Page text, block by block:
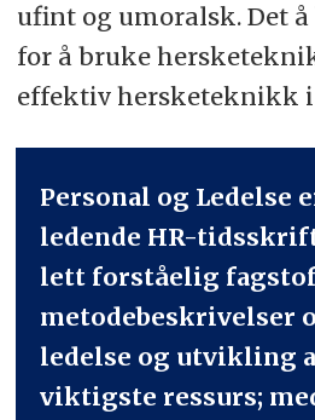
ufint og umoralsk. Det
for å bruke
effektiv hersketeknikk i
Personal og Ledelse
ledende HR-
lett forståelig
metodebeskrivelser
ledelse og utvikling
viktigste ressurs;